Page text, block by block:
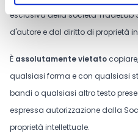
esclusiva della società TradeLab
d'autore e dal diritto di proprietà
È assolutamente vietato
qualsiasi forma e con qualsiasi
bandi o qualsiasi altro testo
espressa autorizzazione dalla
proprietà intellettuale.